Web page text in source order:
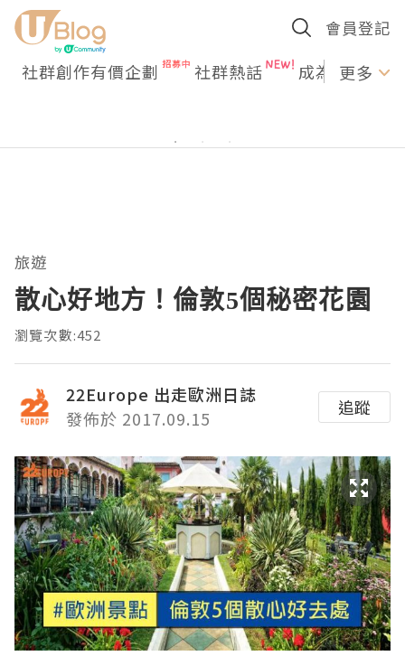
會員登記
社群創作有價企劃 社群熱話 成為U更多
旅遊
散心好地方！倫敦5個秘密花園
瀏覽次數:452
22Europe 出走歐洲日誌
發佈於 2017.09.15
追蹤